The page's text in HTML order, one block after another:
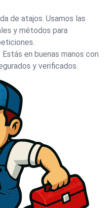
de atajos. Usamos las
y métodos para
Estás en buenas manos con
y verificados.